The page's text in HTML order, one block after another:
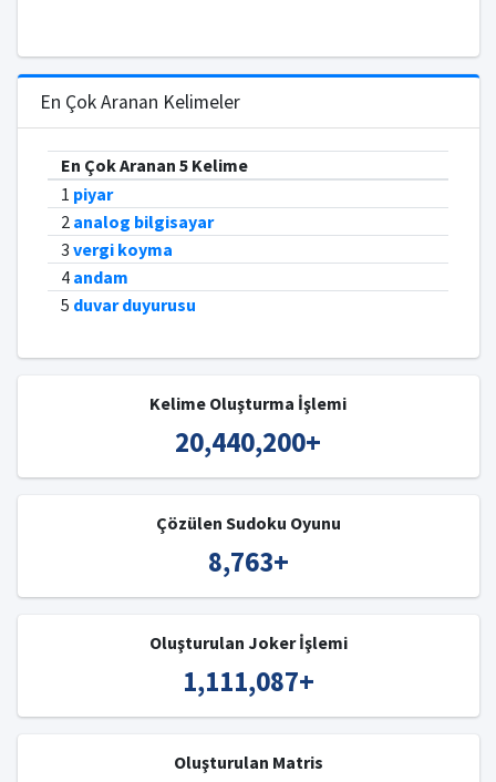
En Çok Aranan Kelimeler
En Çok Aranan 5 Kelime
1 piyar
2 analog bilgisayar
3 vergi koyma
4 andam
5 duvar duyurusu
Kelime Oluşturma İşlemi
20,440,200+
Çözülen Sudoku Oyunu
8,763+
Oluşturulan Joker İşlemi
1,111,087+
Oluşturulan Matris